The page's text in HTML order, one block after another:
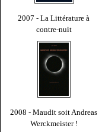
2007 - La Littérature à
contre-nuit
2008 - Maudit soit Andreas
Werckmeister !